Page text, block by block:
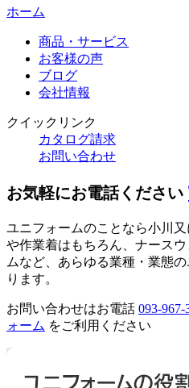
ホーム
商品・サービス
お客様の声
ブログ
会社情報
クイックリンク
カタログ請求
お問い合わせ
お気軽にお電話ください
ユニフォームのことなら小川
や作業着はもちろん、ナース
ムなど、あらゆる業種・業態
ります。
お問い合わせはお電話 093-967-
ォーム をご利用ください